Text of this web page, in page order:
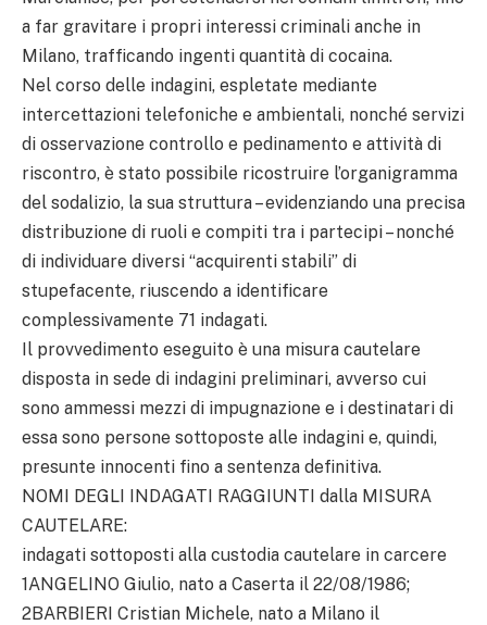
a far gravitare i propri interessi criminali anche in
Milano, trafficando ingenti quantità di cocaina.
Nel corso delle indagini, espletate mediante
intercettazioni telefoniche e ambientali, nonché servizi
di osservazione controllo e pedinamento e attività di
riscontro, è stato possibile ricostruire l’organigramma
del sodalizio, la sua struttura – evidenziando una precisa
distribuzione di ruoli e compiti tra i partecipi – nonché
di individuare diversi “acquirenti stabili” di
stupefacente, riuscendo a identificare
complessivamente 71 indagati.
Il provvedimento eseguito è una misura cautelare
disposta in sede di indagini preliminari, avverso cui
sono ammessi mezzi di impugnazione e i destinatari di
essa sono persone sottoposte alle indagini e, quindi,
presunte innocenti fino a sentenza definitiva.
NOMI DEGLI INDAGATI RAGGIUNTI dalla MISURA
CAUTELARE:
indagati sottoposti alla custodia cautelare in carcere
1ANGELINO Giulio, nato a Caserta il 22/08/1986;
2BARBIERI Cristian Michele, nato a Milano il